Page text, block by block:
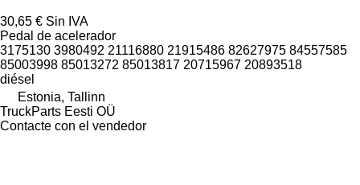
30,65 € Sin IVA
Pedal de acelerador
3175130 3980492 21116880 21915486 82627975 84557585
85003998 85013272 85013817 20715967 20893518
diésel
Estonia, Tallinn
TruckParts Eesti OÜ
Contacte con el vendedor